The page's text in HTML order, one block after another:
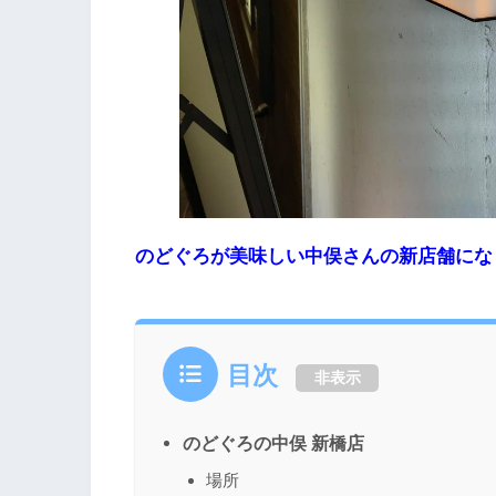
のどぐろが美味しい中俣さんの新店舗に
目次 非表示
のどぐろの中俣 新橋店
場所